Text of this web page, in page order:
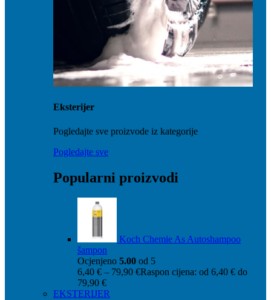
Eksterijer
Pogledajte sve proizvode iz kategorije
Pogledajte sve
Popularni proizvodi
Koch Chemie As Autoshampoo
šampon
Ocjenjeno 5.00 od 5
6,40 € – 79,90 €Raspon cijena: od 6,40 € do
79,90 €
EKSTERIJER